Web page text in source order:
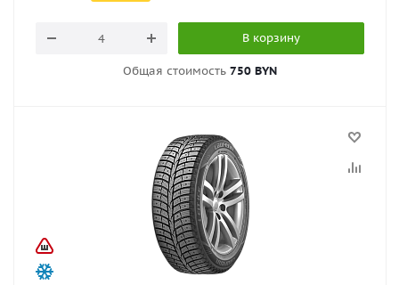
В корзину
Общая стоимость 750 BYN